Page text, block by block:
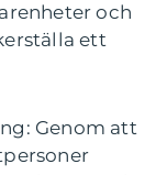
och
ett
Genom att